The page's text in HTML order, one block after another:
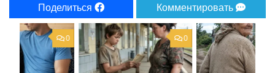
Поделиться Комментировать
0
0